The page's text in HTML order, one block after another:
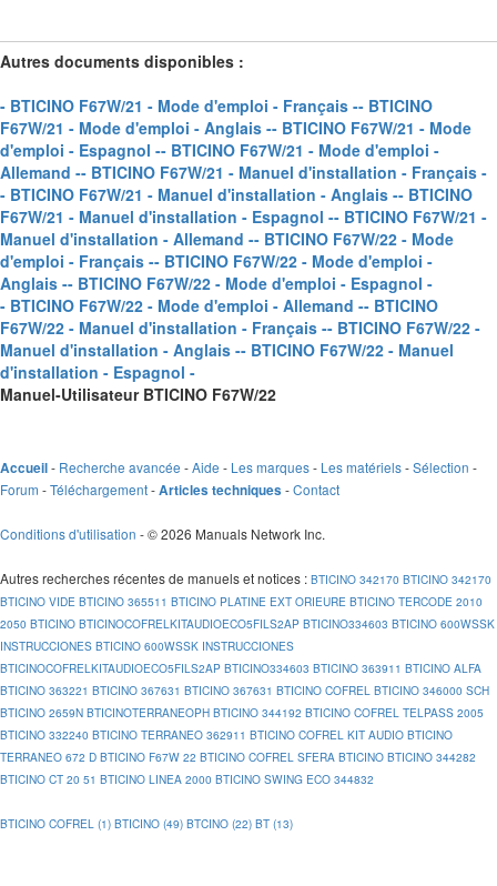
Autres documents disponibles :
- BTICINO F67W/21 - Mode d'emploi - Français -- BTICINO
F67W/21 - Mode d'emploi - Anglais -- BTICINO F67W/21 - Mode
d'emploi - Espagnol -- BTICINO F67W/21 - Mode d'emploi -
Allemand -- BTICINO F67W/21 - Manuel d'installation - Français -
- BTICINO F67W/21 - Manuel d'installation - Anglais -- BTICINO
F67W/21 - Manuel d'installation - Espagnol -- BTICINO F67W/21 -
Manuel d'installation - Allemand -- BTICINO F67W/22 - Mode
d'emploi - Français -- BTICINO F67W/22 - Mode d'emploi -
Anglais -- BTICINO F67W/22 - Mode d'emploi - Espagnol -
- BTICINO F67W/22 - Mode d'emploi - Allemand -- BTICINO
F67W/22 - Manuel d'installation - Français -- BTICINO F67W/22 -
Manuel d'installation - Anglais -- BTICINO F67W/22 - Manuel
d'installation - Espagnol -
Manuel-Utilisateur BTICINO F67W/22
Accueil- Recherche avancée -Aide - Les marques- Les matériels-Sélection -
Forum -Téléchargement-Articles techniques -Contact
Conditions d'utilisation - © 2026 Manuals Network Inc.
Autres recherches récentes de manuels et notices : BTICINO 342170 BTICINO 342170
BTICINO VIDE BTICINO 365511 BTICINO PLATINE EXT ORIEURE BTICINO TERCODE 2010
2050 BTICINO BTICINOCOFRELKITAUDIOECO5FILS2AP BTICINO334603 BTICINO 600WSSK
INSTRUCCIONES BTICINO 600WSSK INSTRUCCIONES
BTICINOCOFRELKITAUDIOECO5FILS2AP BTICINO334603 BTICINO 363911 BTICINO ALFA
BTICINO 363221 BTICINO 367631 BTICINO 367631 BTICINO COFREL BTICINO 346000 SCH
BTICINO 2659N BTICINOTERRANEOPH BTICINO 344192 BTICINO COFREL TELPASS 2005
BTICINO 332240 BTICINO TERRANEO 362911 BTICINO COFREL KIT AUDIO BTICINO
TERRANEO 672 D BTICINO F67W 22 BTICINO COFREL SFERA BTICINO BTICINO 344282
BTICINO CT 20 51 BTICINO LINEA 2000 BTICINO SWING ECO 344832
BTICINO COFREL (1) BTICINO (49) BTCINO (22) BT (13)